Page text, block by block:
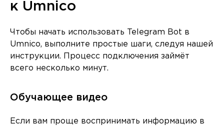
к Umnico
Чтобы начать использовать Telegram Bot в
Umnico, выполните простые шаги, следуя нашей
инструкции. Процесс подключения займёт
всего несколько минут.
Обучающее видео
Если вам проще воспринимать информацию в